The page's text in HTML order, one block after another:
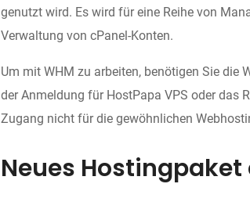
genutzt wird. Es wird für eine Reihe von
Verwaltung von cPanel-Konten.
Um mit WHM zu arbeiten, benötigen Sie die
der Anmeldung für HostPapa VPS oder das
Zugang nicht für die gewöhnlichen
Neues Hostingpaket